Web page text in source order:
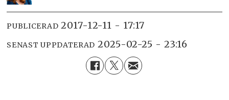
PUBLICERAD 2017-12-11 - 17:17
SENAST UPPDATERAD 2025-02-25 - 23:16